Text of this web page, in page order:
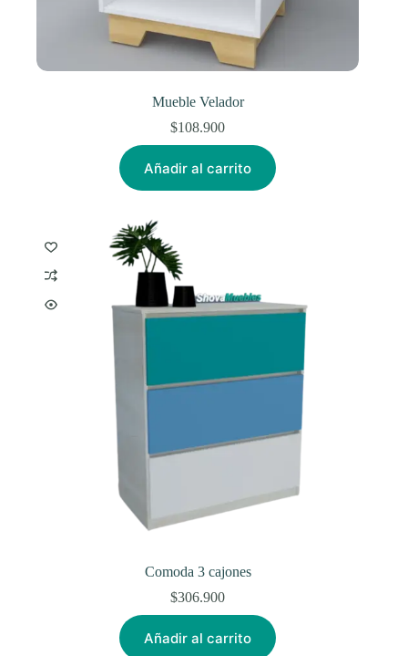
Mueble Velador
$108.900
Añadir al carrito
Comoda 3 cajones
$306.900
Añadir al carrito